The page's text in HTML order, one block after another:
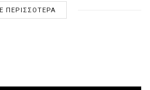
ΠΕΡΙΣΣΟΤΕΡΑ